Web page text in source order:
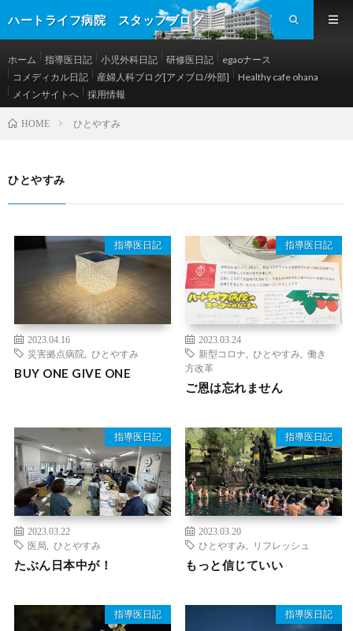
ハートライフ病院 スタッフブログ
ホーム 指導医日記 小児外科日記 研修医日記
egaoナース
コメディカル日記
産婦人科ブログ[アメブロ/外部]
Healthy cafe ohana
メインサイトへ
採用情報
HOME ひとやすみ
ひとやすみ
指導医日記
2023.04.16
災害拠点病院
ひとやすみ
BUY ONE GIVE ONE
指導医日記
2023.03.24
新型コロナ
ひとやすみ
働き
方改革
ご恩は忘れません
指導医日記
2023.03.22
医局
ひとやすみ
たぶん日本中が！
指導医日記
2023.03.20
ひとやすみ
リフレッシュ
もっと信じていい
指導医日記 指導医日記